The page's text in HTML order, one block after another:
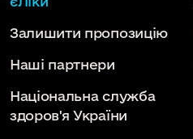
Залишити пропозицію
Наші партнери
Національна служба
здоров'я України